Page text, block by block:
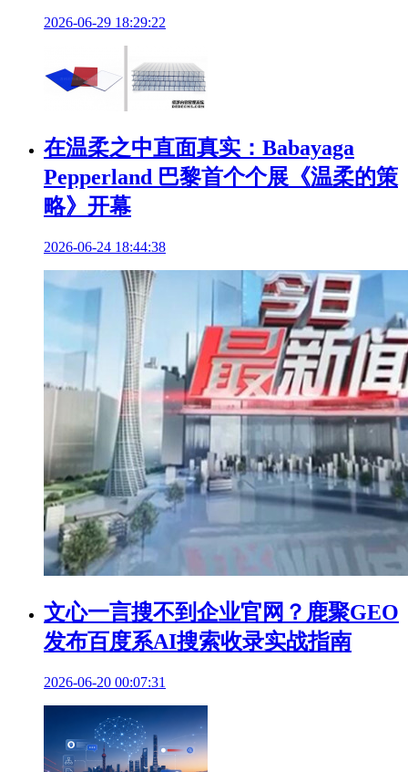
2026-06-29 18:29:22
在温柔之中直面真实：Babayaga
Pepperland 巴黎首个个展《温柔的策
略》开幕
2026-06-24 18:44:38
文心一言搜不到企业官网？鹿聚GEO
发布百度系AI搜索收录实战指南
2026-06-20 00:07:31